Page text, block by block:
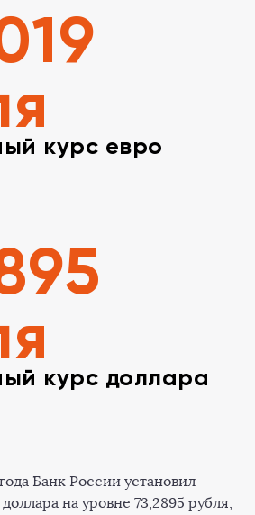
курс евро
курс доллара
Банк России установил
на уровне 73,2895 рубля,